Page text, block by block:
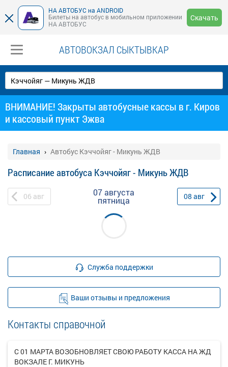
НА АВТОБУС на ANDROID
Билеты на автобус в мобильном приложении
НА АВТОБУС
Скачать
АВТОВОКЗАЛ СЫКТЫВКАР
ВНИМАНИЕ! Закрыты автобусные кассы в г. Киров
и кассовый пункт Эжва
Главная Автобус Кэччойяг - Микунь ЖДВ
Расписание автобуса Кэччойяг - Микунь ЖДВ
06 авг 07 августа
пятница 08 авг
Служба поддержки
Ваши отзывы и предложения
Контакты справочной
С 01 МАРТА ВОЗОБНОВЛЯЕТ СВОЮ РАБОТУ КАССА НА ЖД
ВОКЗАЛЕ Г. МИКУНЬ